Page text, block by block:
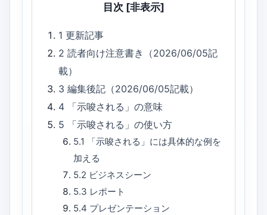
目次 [非表示]
1更新記事
2読者向け注意書き（2026/06/05記
載）
3編集後記（2026/06/05記載）
4
「示唆される」の意味
5
「示唆される」の使い方
5.1
「示唆される」には具体的な例を
加える
5.2 ビジネスシーン
5.3 レポート
5.4 プレゼンテーション